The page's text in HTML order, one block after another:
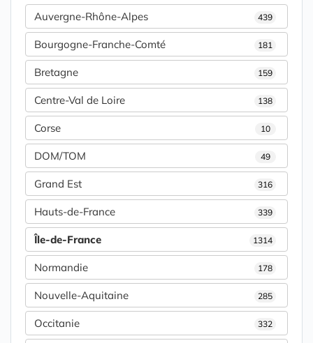
Auvergne-Rhône-Alpes 439
Bourgogne-Franche-Comté 181
Bretagne 159
Centre-Val de Loire 138
Corse 10
DOM/TOM 49
Grand Est 316
Hauts-de-France 339
Île-de-France 1314
Normandie 178
Nouvelle-Aquitaine 285
Occitanie 332